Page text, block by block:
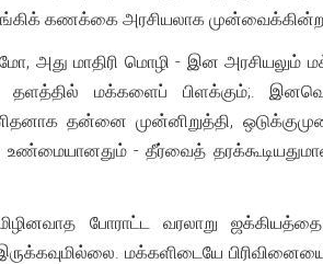
கணக்கை அரசியலாக
அது மாதிரி மொழி - இன அரசியலும்
மக்களைப் பிளக்கும்;.
தன்னை முன்னிறுத்தி,
- உண்மையானதும் - தீர்வைத்
போராட்ட வரலாறு
மக்களிடையே